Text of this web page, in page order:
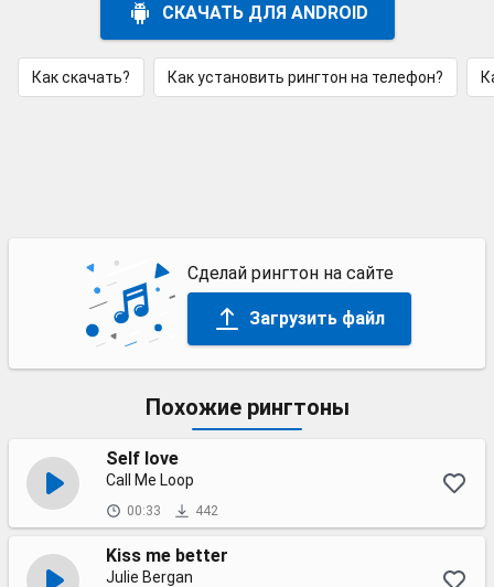
СКАЧАТЬ ДЛЯ ANDROID
Как скачать? Как установить рингтон на телефон?
Сделай рингтон на сайте
Загрузить файл
Похожие рингтоны
Self love
Call Me Loop
00:33 442
Kiss me better
Julie Bergan